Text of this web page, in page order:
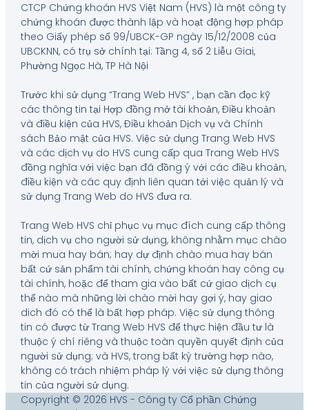
CTCP Chứng khoán HVS Việt Nam (HVS) là một công ty
chứng khoán được thành lập và hoạt động hợp pháp
theo Giấy phép số 99/UBCK-GP ngày 15/12/2008 của
UBCKNN, có trụ sở chính tại: Tầng 4, số 2 Liễu Giai,
Phường Ngọc Hà, TP Hà Nội
Trước khi sử dụng “Trang Web HVS” , bạn cần đọc kỹ
các thông tin tại Hợp đồng mở tài khoản, Điều khoản
và điều kiện của HVS, Điều khoản Dịch vụ và Chính
sách Bảo mật của HVS. Việc sử dụng Trang Web HVS
và các dịch vụ do HVS cung cấp qua Trang Web HVS
đồng nghĩa với việc bạn đã đồng ý với các điều khoản,
điều kiện và các quy định liên quan tới việc quản lý và
sử dụng Trang Web do HVS đưa ra.
Trang Web HVS chỉ phục vụ mục đích cung cấp thông
tin, dịch vụ cho người sử dụng, không nhằm mục chào
mời mua hay bán; hay dự định chào mua hay bán
bất cứ sản phẩm tài chính, chứng khoán hay công cụ
tài chính, hoặc để tham gia vào bất cứ giao dịch cụ
thể nào mà những lời chào mời hay gợi ý, hay giao
dich đó có thể là bất hợp pháp. Việc sử dụng thông
tin có được từ Trang Web HVS để thực hiện đầu tư là
thuộc ý chí riêng và thuộc toàn quyền quyết định của
người sử dụng; và HVS, trong bất kỳ trường hợp nào,
không có trách nhiệm pháp lý với việc sử dụng thông
tin của người sử dụng.
Copyright © 2026 HVS - Công ty Cổ phần Chứng